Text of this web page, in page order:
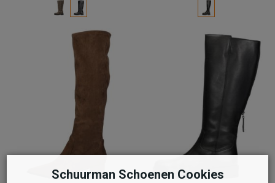
Schuurman Schoenen Cookies